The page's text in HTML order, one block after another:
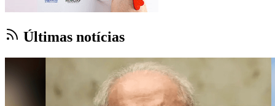
Últimas notícias